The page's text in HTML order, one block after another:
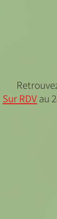
Sur RDVau